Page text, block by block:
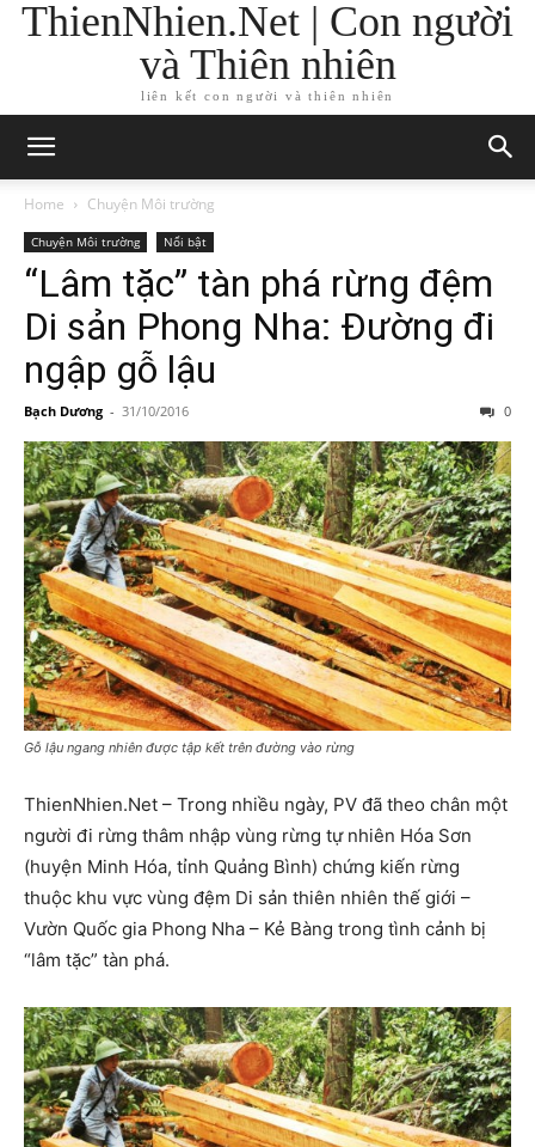
ThienNhien.Net | Con người
và Thiên nhiên
liên kết con người và thiên nhiên
Home Chuyện Môi trường
Chuyện Môi trường Nổi bật
“Lâm tặc” tàn phá rừng đệm
Di sản Phong Nha: Đường đi
ngập gỗ lậu
Bạch Dương - 31/10/2016 0
Gỗ lậu ngang nhiên được tập kết trên đường vào rừng
ThienNhien.Net – Trong nhiều ngày, PV đã theo chân một
người đi rừng thâm nhập vùng rừng tự nhiên Hóa Sơn
(huyện Minh Hóa, tỉnh Quảng Bình) chứng kiến rừng
thuộc khu vực vùng đệm Di sản thiên nhiên thế giới –
Vườn Quốc gia Phong Nha – Kẻ Bàng trong tình cảnh bị
“lâm tặc” tàn phá.